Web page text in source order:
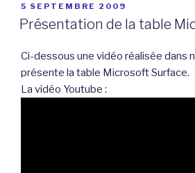
PUBLIÉ
LE
5 SEPTEMBRE 2009
Présentation de la table
Ci-dessous une vidéo réalisée dans
présente la table Microsoft Surface.
La vidéo Youtube :